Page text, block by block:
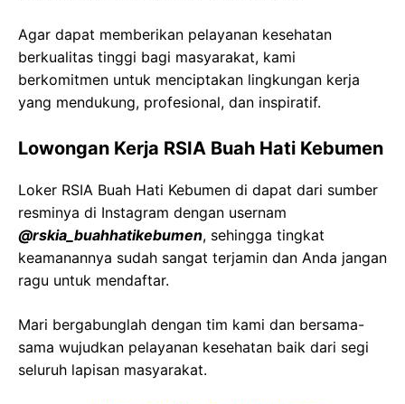
Agar dapat memberikan pelayanan kesehatan
berkualitas tinggi bagi masyarakat, kami
berkomitmen untuk menciptakan lingkungan kerja
yang mendukung, profesional, dan inspiratif.
Lowongan Kerja RSIA Buah Hati Kebumen
Loker RSIA Buah Hati Kebumen di dapat dari sumber
resminya di Instagram dengan usernam
@rskia_buahhatikebumen, sehingga tingkat
keamanannya sudah sangat terjamin dan Anda jangan
ragu untuk mendaftar.
Mari bergabunglah dengan tim kami dan bersama-
sama wujudkan pelayanan kesehatan baik dari segi
seluruh lapisan masyarakat.